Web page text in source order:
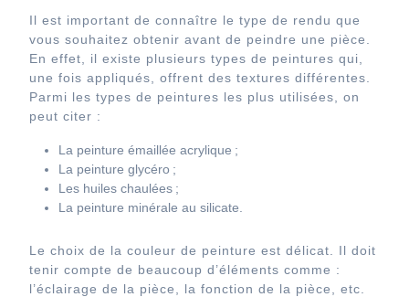
Il est important de connaître le type de rendu que
vous souhaitez obtenir avant de peindre une pièce.
En effet, il existe plusieurs types de peintures qui,
une fois appliqués, offrent des textures différentes.
Parmi les types de peintures les plus utilisées, on
peut citer :
La peinture émaillée acrylique ;
La peinture glycéro ;
Les huiles chaulées ;
La peinture minérale au silicate.
Le choix de la couleur de peinture est délicat. Il doit
tenir compte de beaucoup d’éléments comme :
l’éclairage de la pièce, la fonction de la pièce, etc.